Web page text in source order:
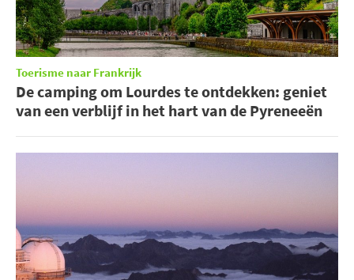
Toerisme naar Frankrijk
De camping om Lourdes te ontdekken: geniet
van een verblijf in het hart van de Pyreneeën